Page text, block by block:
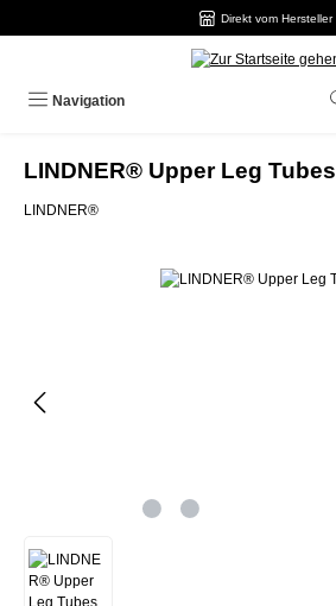
Direkt vom Hersteller
Navigation
LINDNER® Upper Leg Tubes
LINDNER®
Bildergalerie überspringen